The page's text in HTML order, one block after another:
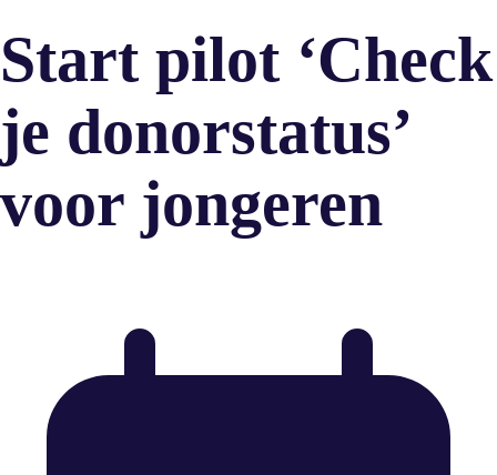
Start pilot ‘Check
je donorstatus’
voor jongeren